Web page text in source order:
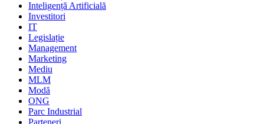
Inteligență Artificială
Investitori
IT
Legislație
Management
Marketing
Mediu
MLM
Modă
ONG
Parc Industrial
Parteneri